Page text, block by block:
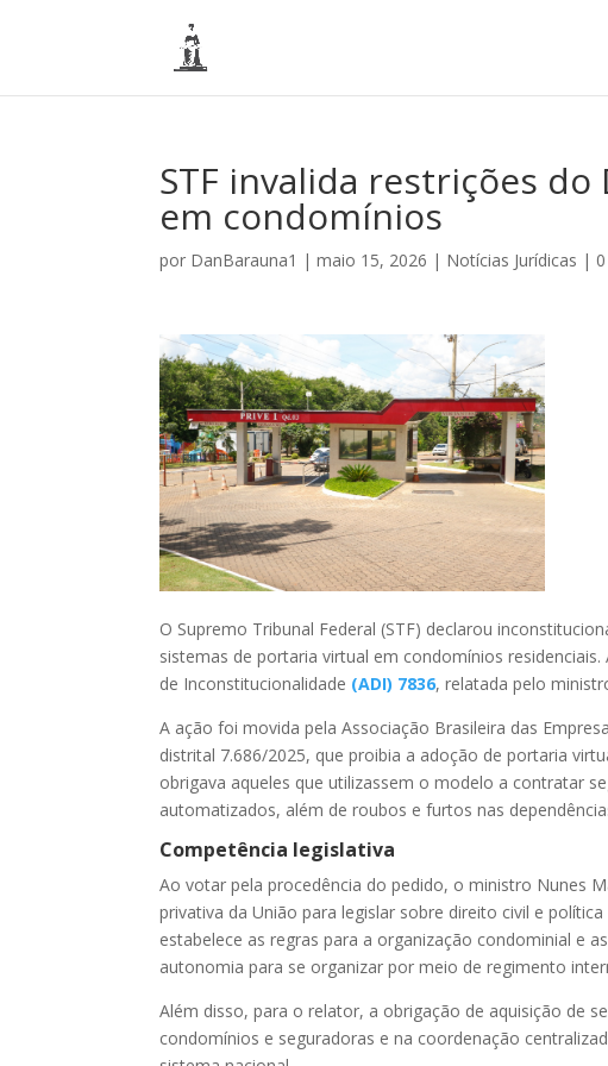
STF invalida restrições
em condomínios
por DanBarauna1 |maio 15, 2026 | Notícias Jurídicas |
O Supremo Tribunal Federal (STF) declarou
sistemas de portaria virtual em condomínios
de Inconstitucionalidade (ADI) 7836, relatada pelo
A ação foi movida pela Associação Brasileira das
distrital 7.686/2025, que proibia a adoção de portaria
obrigava aqueles que utilizassem o modelo a contratar
automatizados, além de roubos e furtos nas
Competência legislativa
Ao votar pela procedência do pedido, o ministro Nunes
privativa da União para legislar sobre direito civil e
estabelece as regras para a organização condominial e
autonomia para se organizar por meio de regimento
Além disso, para o relator, a obrigação de aquisição de
condomínios e seguradoras e na coordenação